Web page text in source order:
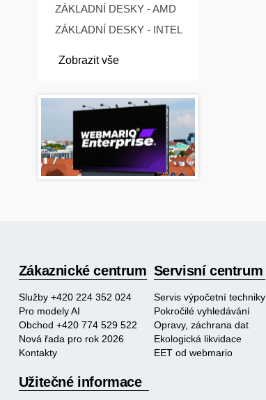
ZÁKLADNÍ DESKY - AMD
ZÁKLADNÍ DESKY - INTEL
Zobrazit vše
Zákaznické centrum
Služby +420 224 352 024
Pro modely AI
Obchod +420 774 529 522
Nová řada pro rok 2026
Kontakty
Servisní centrum
Servis výpočetní techniky
Pokročilé vyhledávání
Opravy, záchrana dat
Ekologická likvidace
EET od webmario
Užitečné informace